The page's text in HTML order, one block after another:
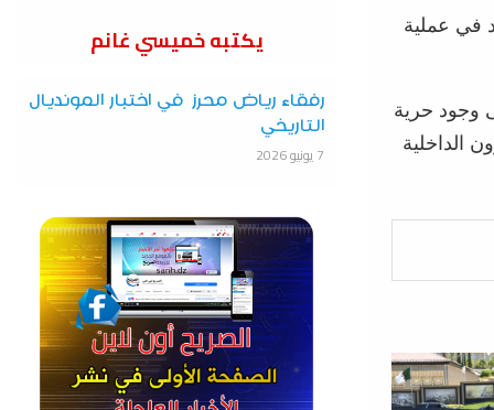
في عملية
وجود حرية
الداخلية
يكتبه خميسي غانم
رفقاء رياض محرز في اختبار المونديال
التاريخي
7 يونيو 2026